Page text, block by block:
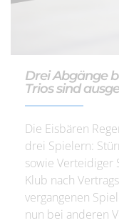
Drei Abgänge
Trios sind
Die Eisbären
drei Spielern:
sowie Verteidiger
Klub nach
vergangenen
nun bei anderen